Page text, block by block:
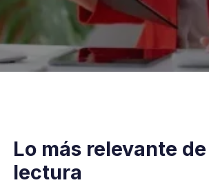
Lo más relevante
lectura